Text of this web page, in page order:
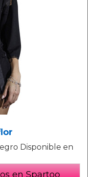
Disponible en
en Spartoo